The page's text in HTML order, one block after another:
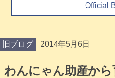
Official
旧ブログ 2014年5月6日
わんにゃん助産か